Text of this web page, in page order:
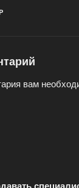
вам